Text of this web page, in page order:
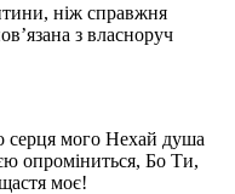
ніж справжня
з власноруч
серця мого Нехай душа
опроміниться, Бо Ти,
моє!